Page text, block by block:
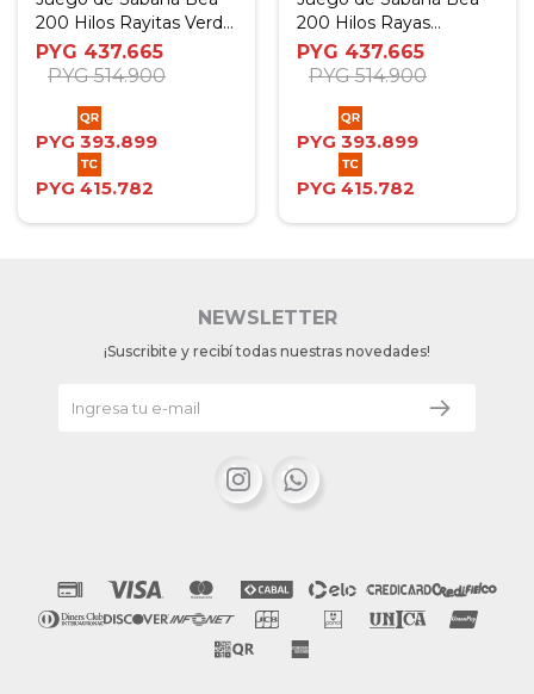
200 Hilos Rayitas Verde
- Twin
PYG 437.665
PYG 514.900
PYG 393.899
PYG 415.782
200 Hilos Rayas
Celestes - Twin
PYG 437.665
PYG 514.900
PYG 393.899
PYG 415.782
NEWSLETTER
¡Suscribite y recibí todas nuestras novedades!
 